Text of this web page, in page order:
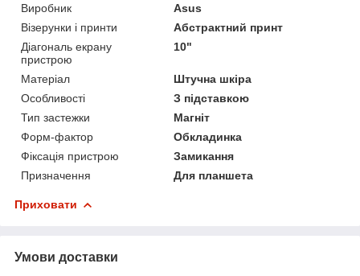
Виробник
Asus
Візерунки і принти
Абстрактний принт
Діагональ екрану
пристрою
10"
Матеріал
Штучна шкіра
Особливості
З підставкою
Тип застежки
Магніт
Форм-фактор
Обкладинка
Фіксація пристрою
Замикання
Призначення
Для планшета
Приховати
Умови доставки